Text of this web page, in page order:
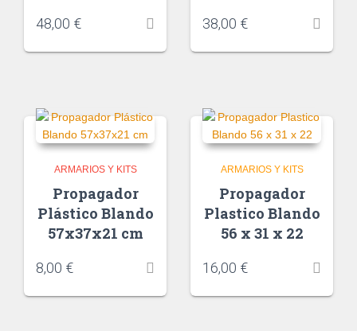
48,00 € 38,00 €
ARMARIOS Y KITS
Propagador
Plástico Blando
57x37x21 cm
8,00 €
ARMARIOS Y KITS
Propagador
Plastico Blando
56 x 31 x 22
16,00 €